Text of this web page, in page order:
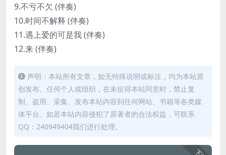
9.不亏不欠 (伴奏)
10.时间不解释 (伴奏)
11.遇上爱的可是我 (伴奏)
12.来 (伴奏)
声明：本站所有文章，如无特殊说明或标注，均为本站原
创发布。任何个人或组织，在未征得本站同意时，禁止复
制、盗用、采集、发布本站内容到任何网站、书籍等各类媒
体平台。如若本站内容侵犯了原著者的合法权益，可联系
QQ：240949404我们进行处理。